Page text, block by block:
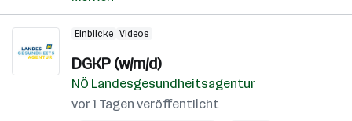
Einblicke Videos
DGKP (w/m/d)
NÖ Landesgesundheitsagentur
vor 1 Tagen veröffentlicht